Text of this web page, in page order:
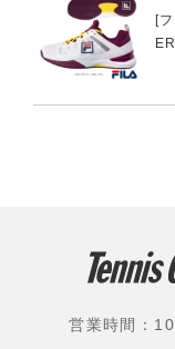
[
営業時間：